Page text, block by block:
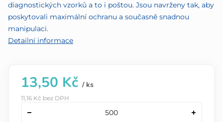
hvězdiček.
diagnostických vzorků a to i poštou. Jsou navrženy tak, aby
poskytovali maximální ochranu a současně snadnou
manipulaci.
Detailní informace
13,50 Kč / ks
11,16 Kč bez DPH